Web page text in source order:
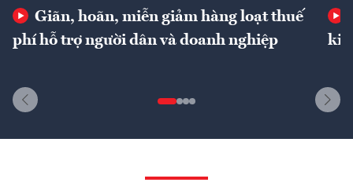
Giãn, hoãn, miễn giảm hàng loạt thuế
phí hỗ trợ người dân và doanh nghiệp